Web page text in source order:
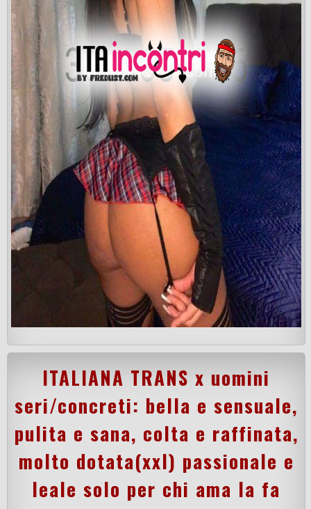
ITALIANA TRANS x uomini
seri/concreti: bella e sensuale,
pulita e sana, colta e raffinata,
molto dotata(xxl) passionale e
leale solo per chi ama la fa